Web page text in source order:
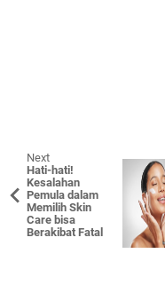
Next
Hati-hati!
Kesalahan
Pemula dalam
Memilih Skin
Care bisa
Berakibat Fatal